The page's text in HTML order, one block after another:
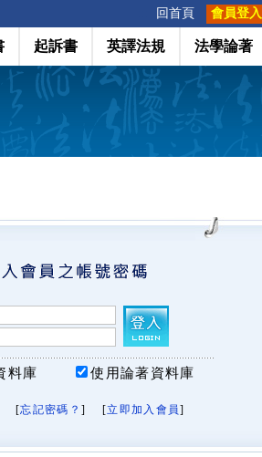
回首頁 會員登入
起訴書 英譯法規 法學論著
料庫 使用論著資料庫
[忘記密碼？ ] [立即加入會員]